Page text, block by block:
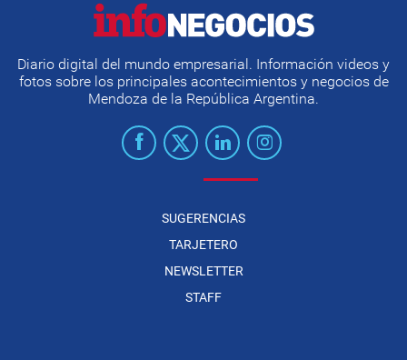
Diario digital del mundo empresarial. Información videos y
fotos sobre los principales acontecimientos y negocios de
Mendoza de la República Argentina.
SUGERENCIAS
TARJETERO
NEWSLETTER
STAFF